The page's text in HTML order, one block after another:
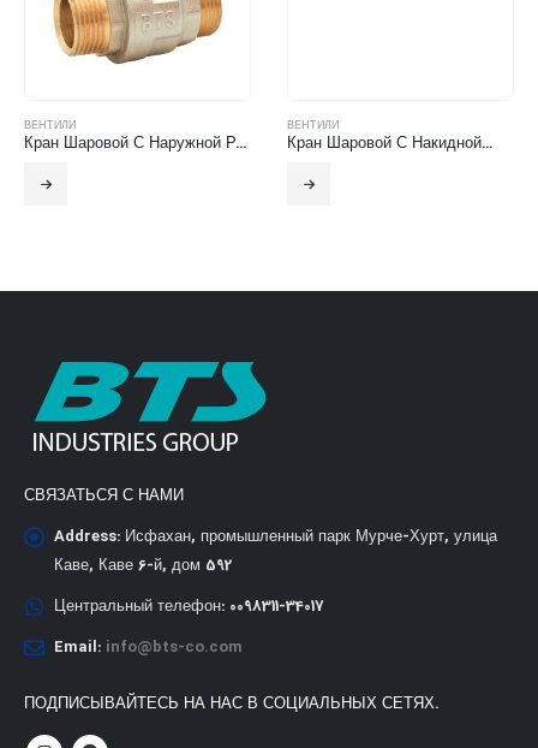
ВЕНТИЛИ
Кран Шаровой С Наружной Резьбой (Бабочка)
ВЕНТИЛИ
Кран Шаровой С Накидной…
СВЯЗАТЬСЯ С НАМИ
Address: Исфахан, промышленный парк Мурче-Хурт, улица
Каве, Каве 6-й, дом 592
Центральный телефон: 0098311-34017
Email: info@bts-co.com
ПОДПИСЫВАЙТЕСЬ НА НАС В СОЦИАЛЬНЫХ СЕТЯХ.